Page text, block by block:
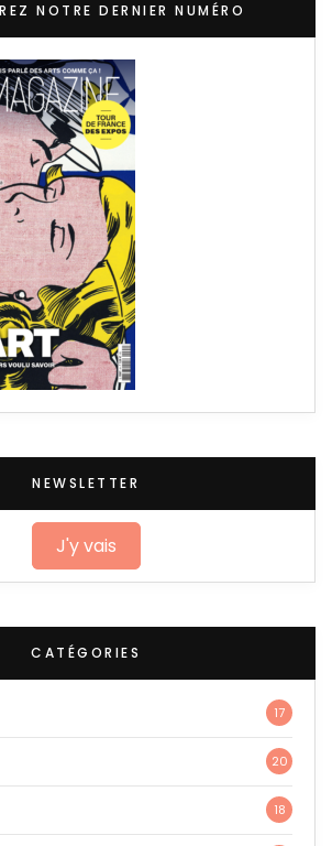
NOTRE DERNIER NUMÉRO
NEWSLETTER
J'y vais
CATÉGORIES
17
20
18